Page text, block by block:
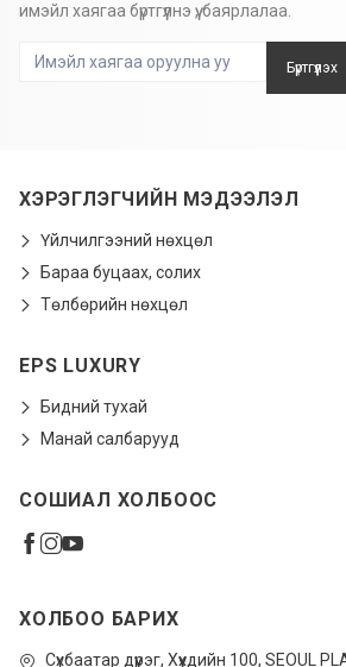
имэйл хаягаа бүртгүүлнэ үү, баярлалаа.
Бүртгүүлэх
ХЭРЭГЛЭГЧИЙН МЭДЭЭЛЭЛ
Үйлчилгээний нөхцөл
Бараа буцаах, солих
Төлбөрийн нөхцөл
EPS LUXURY
Бидний тухай
Манай салбарууд
СОШИАЛ ХОЛБООС
ХОЛБОО БАРИХ
Сүхбаатар дүүрэг, Xүүхдийн 100, SEOUL